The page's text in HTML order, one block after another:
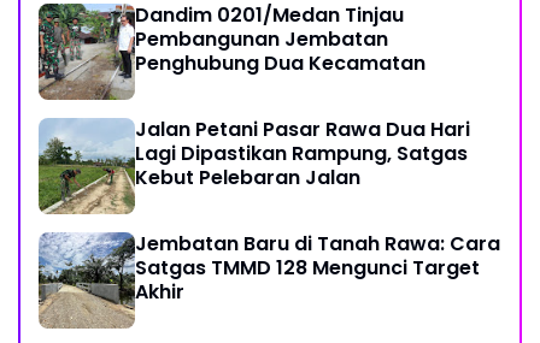
Dandim 0201/Medan Tinjau
Pembangunan Jembatan
Penghubung Dua Kecamatan
Jalan Petani Pasar Rawa Dua Hari
Lagi Dipastikan Rampung, Satgas
Kebut Pelebaran Jalan
Jembatan Baru di Tanah Rawa: Cara
Satgas TMMD 128 Mengunci Target
Akhir